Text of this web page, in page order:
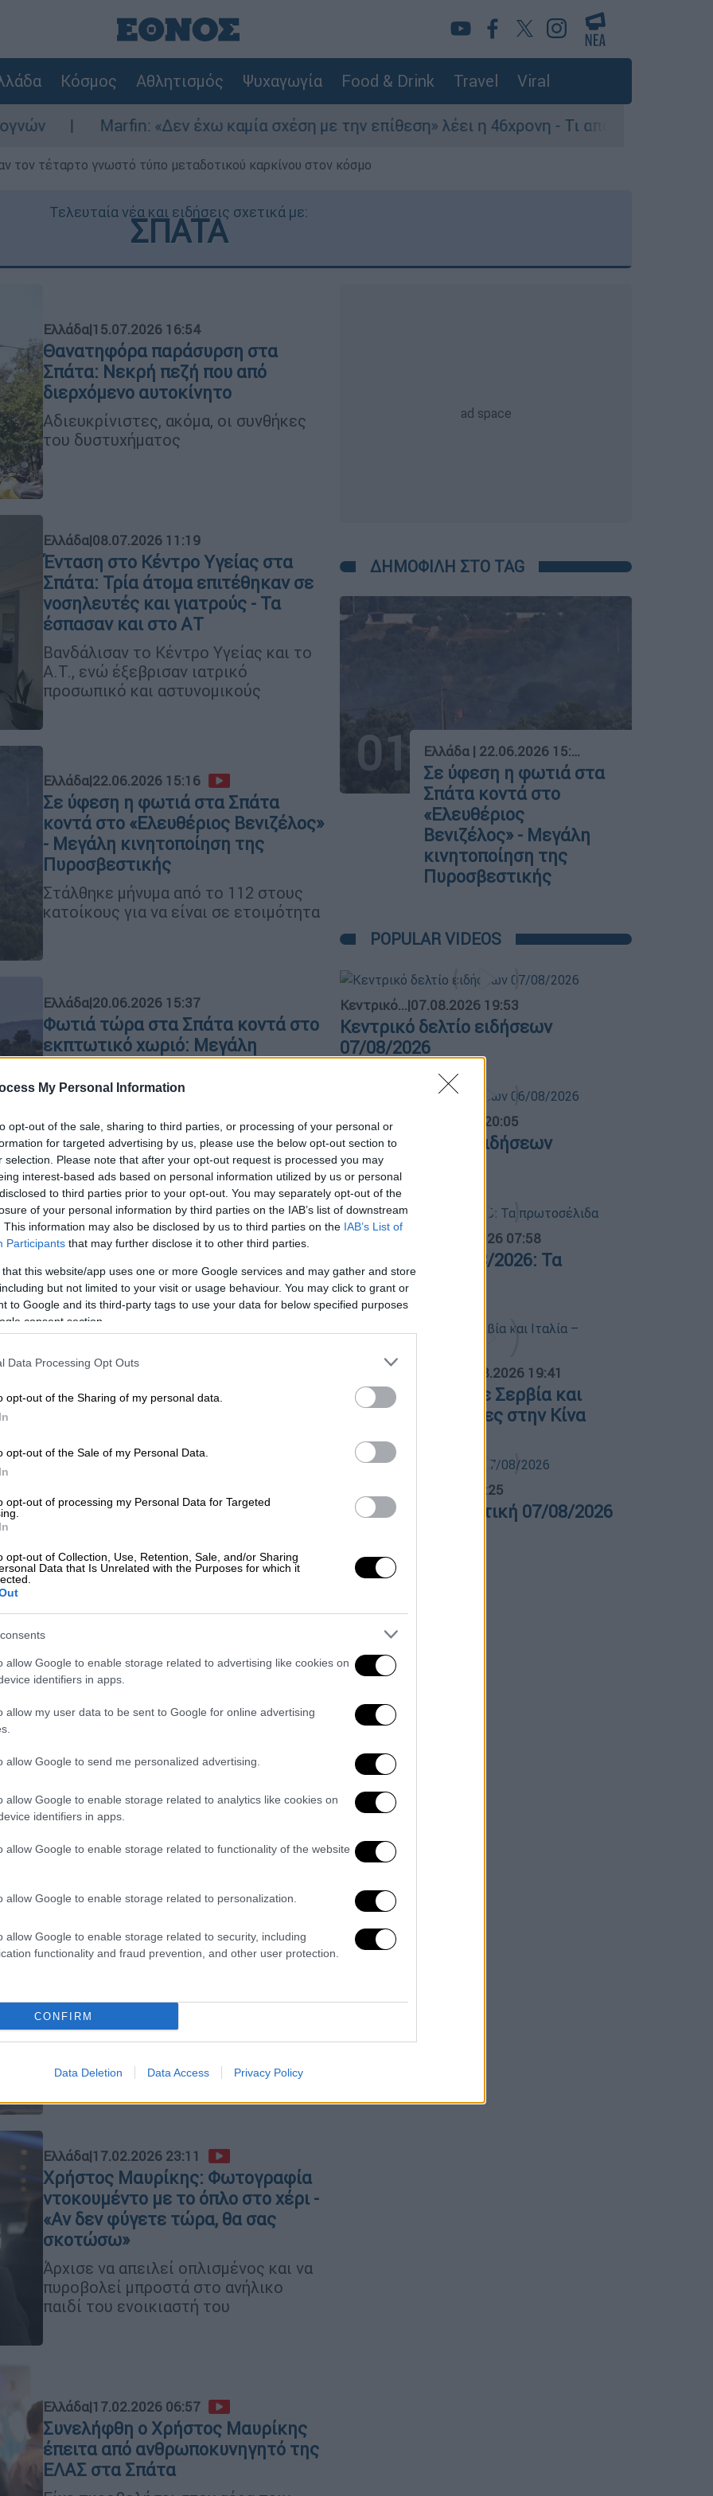
My Personal Information
opt-out of the sale, sharing to third parties, or processing of your personal or
for targeted advertising by us, please use the below opt-out section to
selection. Please note that after your opt-out request is processed you may
interest-based ads based on personal information utilized by us or personal
to third parties prior to your opt-out. You may separately opt-out of the
of your personal information by third parties on the IAB’s list of downstream
This information may also be disclosed by us to third parties on the IAB’s List of
Participants that may further disclose it to other third parties.
that this website/app uses one or more Google services and may gather and store
but not limited to your visit or usage behaviour. You may click to grant or
to Google and its third-party tags to use your data for below specified purposes
consent section.
Data Processing Opt Outs
opt-out of the Sharing of my personal data.
opt-out of the Sale of my Personal Data.
opt-out of processing my Personal Data for Targeted
opt-out of Collection, Use, Retention, Sale, and/or Sharing
Data that Is Unrelated with the Purposes for which it
allow Google to enable storage related to advertising like cookies on
identifiers in apps.
allow my user data to be sent to Google for online advertising
allow Google to send me personalized advertising.
allow Google to enable storage related to analytics like cookies on
identifiers in apps.
allow Google to enable storage related to functionality of the website
allow Google to enable storage related to personalization.
allow Google to enable storage related to security, including
functionality and fraud prevention, and other user protection.
CONFIRM
Data Deletion Data Access Privacy Policy
Κόσμος Αθλητισμός Ψυχαγωγία Food & Drink Travel Viral
«Δεν έχω καμία σχέση με την επίθεση» λέει η 46χρονη - Τι αποκάλυψε στους αστυνομικούς
τον τέταρτο γνωστό τύπο μεταδοτικού καρκίνου στον κόσμο
Τελευταία νέα και ειδήσεις σχετικά με:
ΣΠΑΤΑ
Ελλάδα|15.07.2026 16:54
Θανατηφόρα παράσυρση στα
Σπάτα: Νεκρή πεζή που από
διερχόμενο αυτοκίνητο
Αδιευκρίνιστες, ακόμα, οι συνθήκες
του δυστυχήματος
Ελλάδα|08.07.2026 11:19
Ένταση στο Κέντρο Υγείας στα
Σπάτα: Τρία άτομα επιτέθηκαν σε
νοσηλευτές και γιατρούς - Τα
έσπασαν και στο ΑΤ
Βανδάλισαν το Κέντρο Υγείας και το
Α.Τ., ενώ έξεβρισαν ιατρικό
προσωπικό και αστυνομικούς
Ελλάδα|22.06.2026 15:16
Σε ύφεση η φωτιά στα Σπάτα
κοντά στο «Ελευθέριος Βενιζέλος»
- Μεγάλη κινητοποίηση της
Πυροσβεστικής
Στάλθηκε μήνυμα από το 112 στους
κατοίκους για να είναι σε ετοιμότητα
Ελλάδα|20.06.2026 15:37
Φωτιά τώρα στα Σπάτα κοντά στο
εκπτωτικό χωριό: Μεγάλη
κινητοποίηση της Πυροσβεστικής
Για την κατάσβεση έχουν
τρεις ομάδες πεζοπόρων τμημάτων
και 14 οχήματα
Ελλάδα |14.05.2026 22:38
Συναγερμός στα Σπάτα: Νεκρός
άνδρας εντοπίστηκε μέσα σε
σταθμευμένο όχημα
Επί της λεωφόρου Σπάτων το
πληροφορίες
26.02.2026 16:15
Μαυρίκης: Ανακλήθηκε ο κατ'
Η αυστηροποίηση των όρων
κράτησης έρχεται ως συνέχεια του
πυροβολισμούς στα Σπάτα
Ελλάδα 22.02.2026 19:23
σχεδόν ολοσχερώς
Όπως μεταδίδει το OPEN, οι φλόγες
επεκτάθηκαν και σε διπλανή εταιρεία
Ελλάδα|22.02.2026 17:19
Μεγάλη φωτιά σε αποθήκη
ειδών στα Σπάτα
Στο σημείο έχουν σπεύσει ήδη 21
πυροσβέστες με εννέα πυροσβεστικά
οχήματα
Ελλάδα|17.02.2026 23:11
Χρήστος Μαυρίκης: Φωτογραφία
ντοκουμέντο με το όπλο στο χέρι -
«Αν δεν φύγετε τώρα, θα σας
σκοτώσω»
Άρχισε να απειλεί οπλισμένος και να
πυροβολεί μπροστά στο ανήλικο
παιδί του ενοικιαστή του
Ελλάδα|17.02.2026 06:57
Συνελήφθη ο Χρήστος Μαυρίκης
έπειτα από ανθρωποκυνηγητό της
ΕΛΑΣ στα Σπάτα
ΔΗΜΟΦΙΛΗ ΣΤΟ TAG
01 Ελλάδα | 22.06.2026 15:16
Σε ύφεση η φωτιά στα
Σπάτα κοντά στο
«Ελευθέριος
Βενιζέλος» - Μεγάλη
κινητοποίηση της
Πυροσβεστικής
POPULAR VIDEOS
Κεντρικό...|07.08.2026 19:53
Κεντρικό δελτίο ειδήσεων
07/08/2026
Κεντρικό... 06.08.2026 20:05
Κεντρικό δελτίο ειδήσεων
06/08/2026
07.08.2026 07:58
Εφημερίδες 07/08/2026: Τα
πρωτοσέλιδα
07.08.2026 19:41
Κόλαση φωτιάς σε Σερβία και
Ιταλία – Πλημμύρες στην Κίνα
07.08.2026 14:25
Δελτίο στη νοηματική 07/08/2026